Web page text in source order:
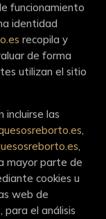
funcionamiento
identidad
recopila y
de forma
utilizan el sitio
incluirse las
,
,
mayor parte de
cookies u
web de
para el análisis